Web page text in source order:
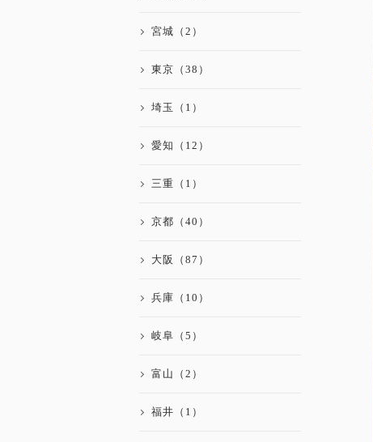
宮城（2）
東京（38）
埼玉（1）
愛知（12）
三重（1）
京都（40）
大阪（87）
兵庫（10）
岐阜（5）
富山（2）
福井（1）